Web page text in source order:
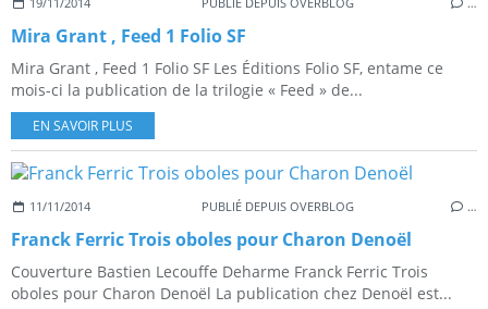
Mira Grant , Feed 1 Folio SF
Mira Grant , Feed 1 Folio SF Les Éditions Folio SF, entame ce
mois-ci la publication de la trilogie « Feed » de...
EN SAVOIR PLUS
11/11/2014 PUBLIÉ DEPUIS OVERBLOG …
Franck Ferric Trois oboles pour Charon Denoël
Couverture Bastien Lecouffe Deharme Franck Ferric Trois
oboles pour Charon Denoël La publication chez Denoël est...